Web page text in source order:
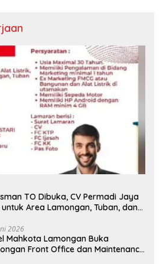
TO Dibuka, CV Permadi Jaya
Area Lamongan, Tuban, dan
2026
Mahkota Lamongan Buka
Front Office dan Maintenance